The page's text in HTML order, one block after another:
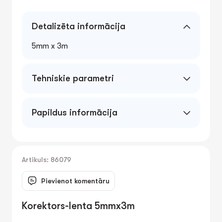
Detalizēta informācija
5mm x 3m
Tehniskie parametri
Papildus informācija
iepakojums.
Artikuls: 86079
Pievienot komentāru
Korektors-lenta 5mmx3m